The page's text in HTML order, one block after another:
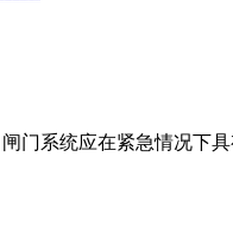
系统应在紧急情况下具